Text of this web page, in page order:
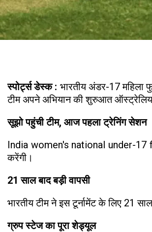
स्पोर्ट्स डेस्क : भारतीय अंडर-17 महिला
टीम अपने अभियान की शुरुआत
सूझो पहुंची टीम, आज पहला ट्रेनिंग सेशन
India women's national under-17
करेंगी।
21 साल बाद बड़ी वापसी
भारतीय टीम ने इस टूर्नामेंट के लिए 21
ग्रुप स्टेज का पूरा शेड्यूल